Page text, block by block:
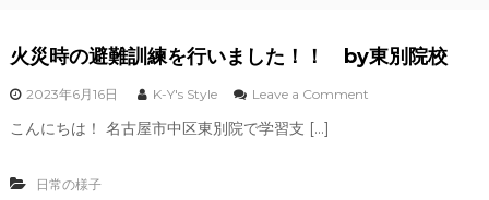
火災時の避難訓練を行いました！！ by東別院校
2023年6月16日 K-Y's Style Leave a Commento
こんにちは！ 名古屋市中区東別院で学習支 […]
日常の様子